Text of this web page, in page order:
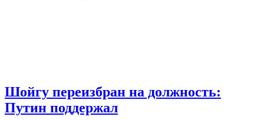
Шойгу переизбран на должность:
Путин поддержал